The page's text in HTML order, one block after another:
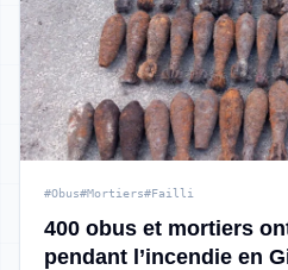
#Obus#Mortiers#Failli
400 obus et mortiers
pendant l’incendie en